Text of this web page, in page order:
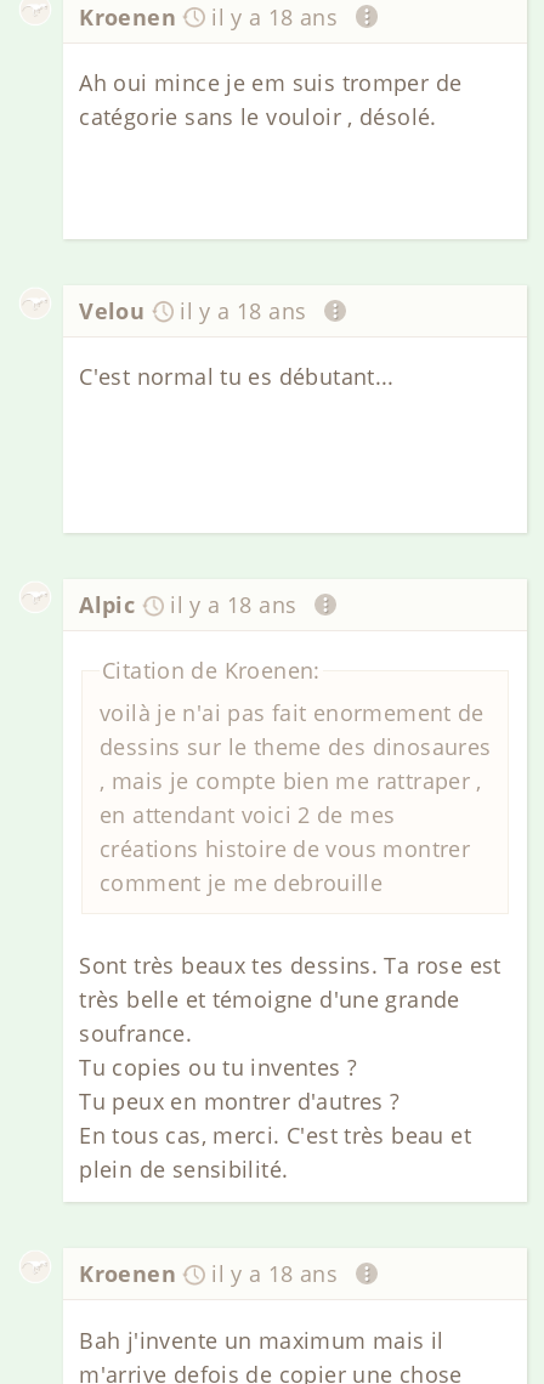
Kroenen il y a 18 ans
Ah oui mince je em suis tromper de
catégorie sans le vouloir , désolé.
Velou il y a 18 ans
C'est normal tu es débutant...
Alpic il y a 18 ans
Citation de Kroenen:
voilà je n'ai pas fait enormement de
dessins sur le theme des dinosaures
, mais je compte bien me rattraper ,
en attendant voici 2 de mes
créations histoire de vous montrer
comment je me debrouille
Sont très beaux tes dessins. Ta rose est
très belle et témoigne d'une grande
soufrance.
Tu copies ou tu inventes ?
Tu peux en montrer d'autres ?
En tous cas, merci. C'est très beau et
plein de sensibilité.
Kroenen il y a 18 ans
Bah j'invente un maximum mais il
m'arrive defois de copier une chose